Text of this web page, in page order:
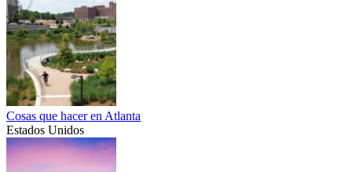
Cosas que hacer en Atlanta
Estados Unidos